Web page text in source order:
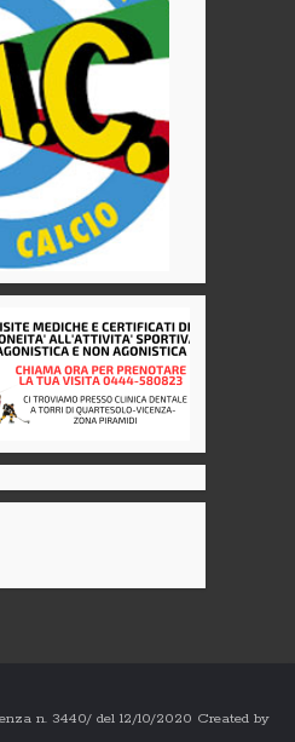
n. 3440/ del 12/10/2020 Created by